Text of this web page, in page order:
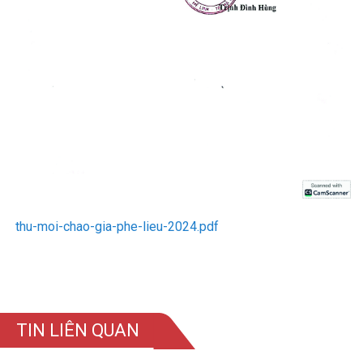
thu-moi-chao-gia-phe-lieu-2024.pdf
TIN LIÊN QUAN